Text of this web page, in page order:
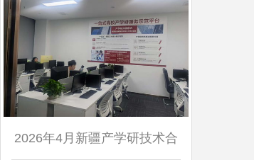
2026年4月新疆产学研技术合